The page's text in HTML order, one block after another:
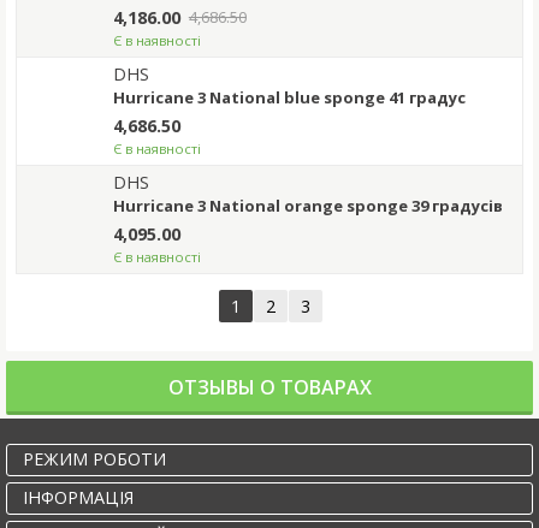
4,686.50
4,186.00
Є в наявності
DHS
Hurricane 3 National blue sponge 41 градус
4,686.50
Є в наявності
DHS
Hurricane 3 National orange sponge 39 градусів
4,095.00
Є в наявності
1 2 3
ОТЗЫВЫ О ТОВАРАХ
РЕЖИМ РОБОТИ
IНФОРМАЦІЯ